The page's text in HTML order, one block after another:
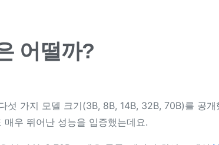
어떨까?
섯 가지 모델 크기(3B, 8B, 14B, 32B, 70B)를 공
매우 뛰어난 성능을 입증했는데요.